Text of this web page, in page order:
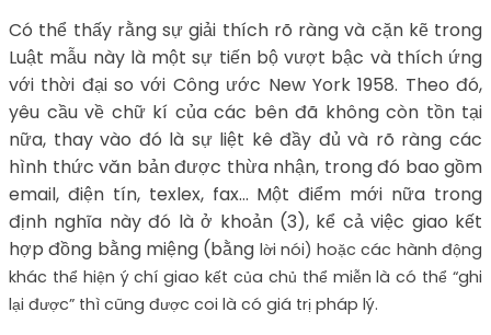
Có thể thấy rằng sự giải thích rõ ràng và cặn kẽ trong
Luật mẫu này là một sự tiến bộ vượt bậc và thích ứng
với thời đại so với Công ước New York 1958. Theo đó,
yêu cầu về chữ kí của các bên đã không còn tồn tại
nữa, thay vào đó là sự liệt kê đầy đủ và rõ ràng các
hình thức văn bản được thừa nhận, trong đó bao gồm
email, điện tín, texlex, fax… Một điểm mới nữa trong
định nghĩa này đó là ở khoản (3), kể cả việc giao kết
hợp đồng bằng miệng (bằng lời nói) hoặc các hành động
khác thể hiện ý chí giao kết của chủ thể miễn là có thể “ghi
lại được” thì cũng được coi là có giá trị pháp lý.